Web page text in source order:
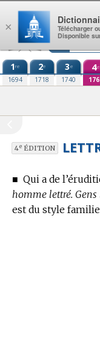
Aller au contenu
1re
1694
2e
1718
3e
1740
4e
4eÉDITION
■ Qui a de
homme lettré.
est du style
×
Télécharger
Disponible